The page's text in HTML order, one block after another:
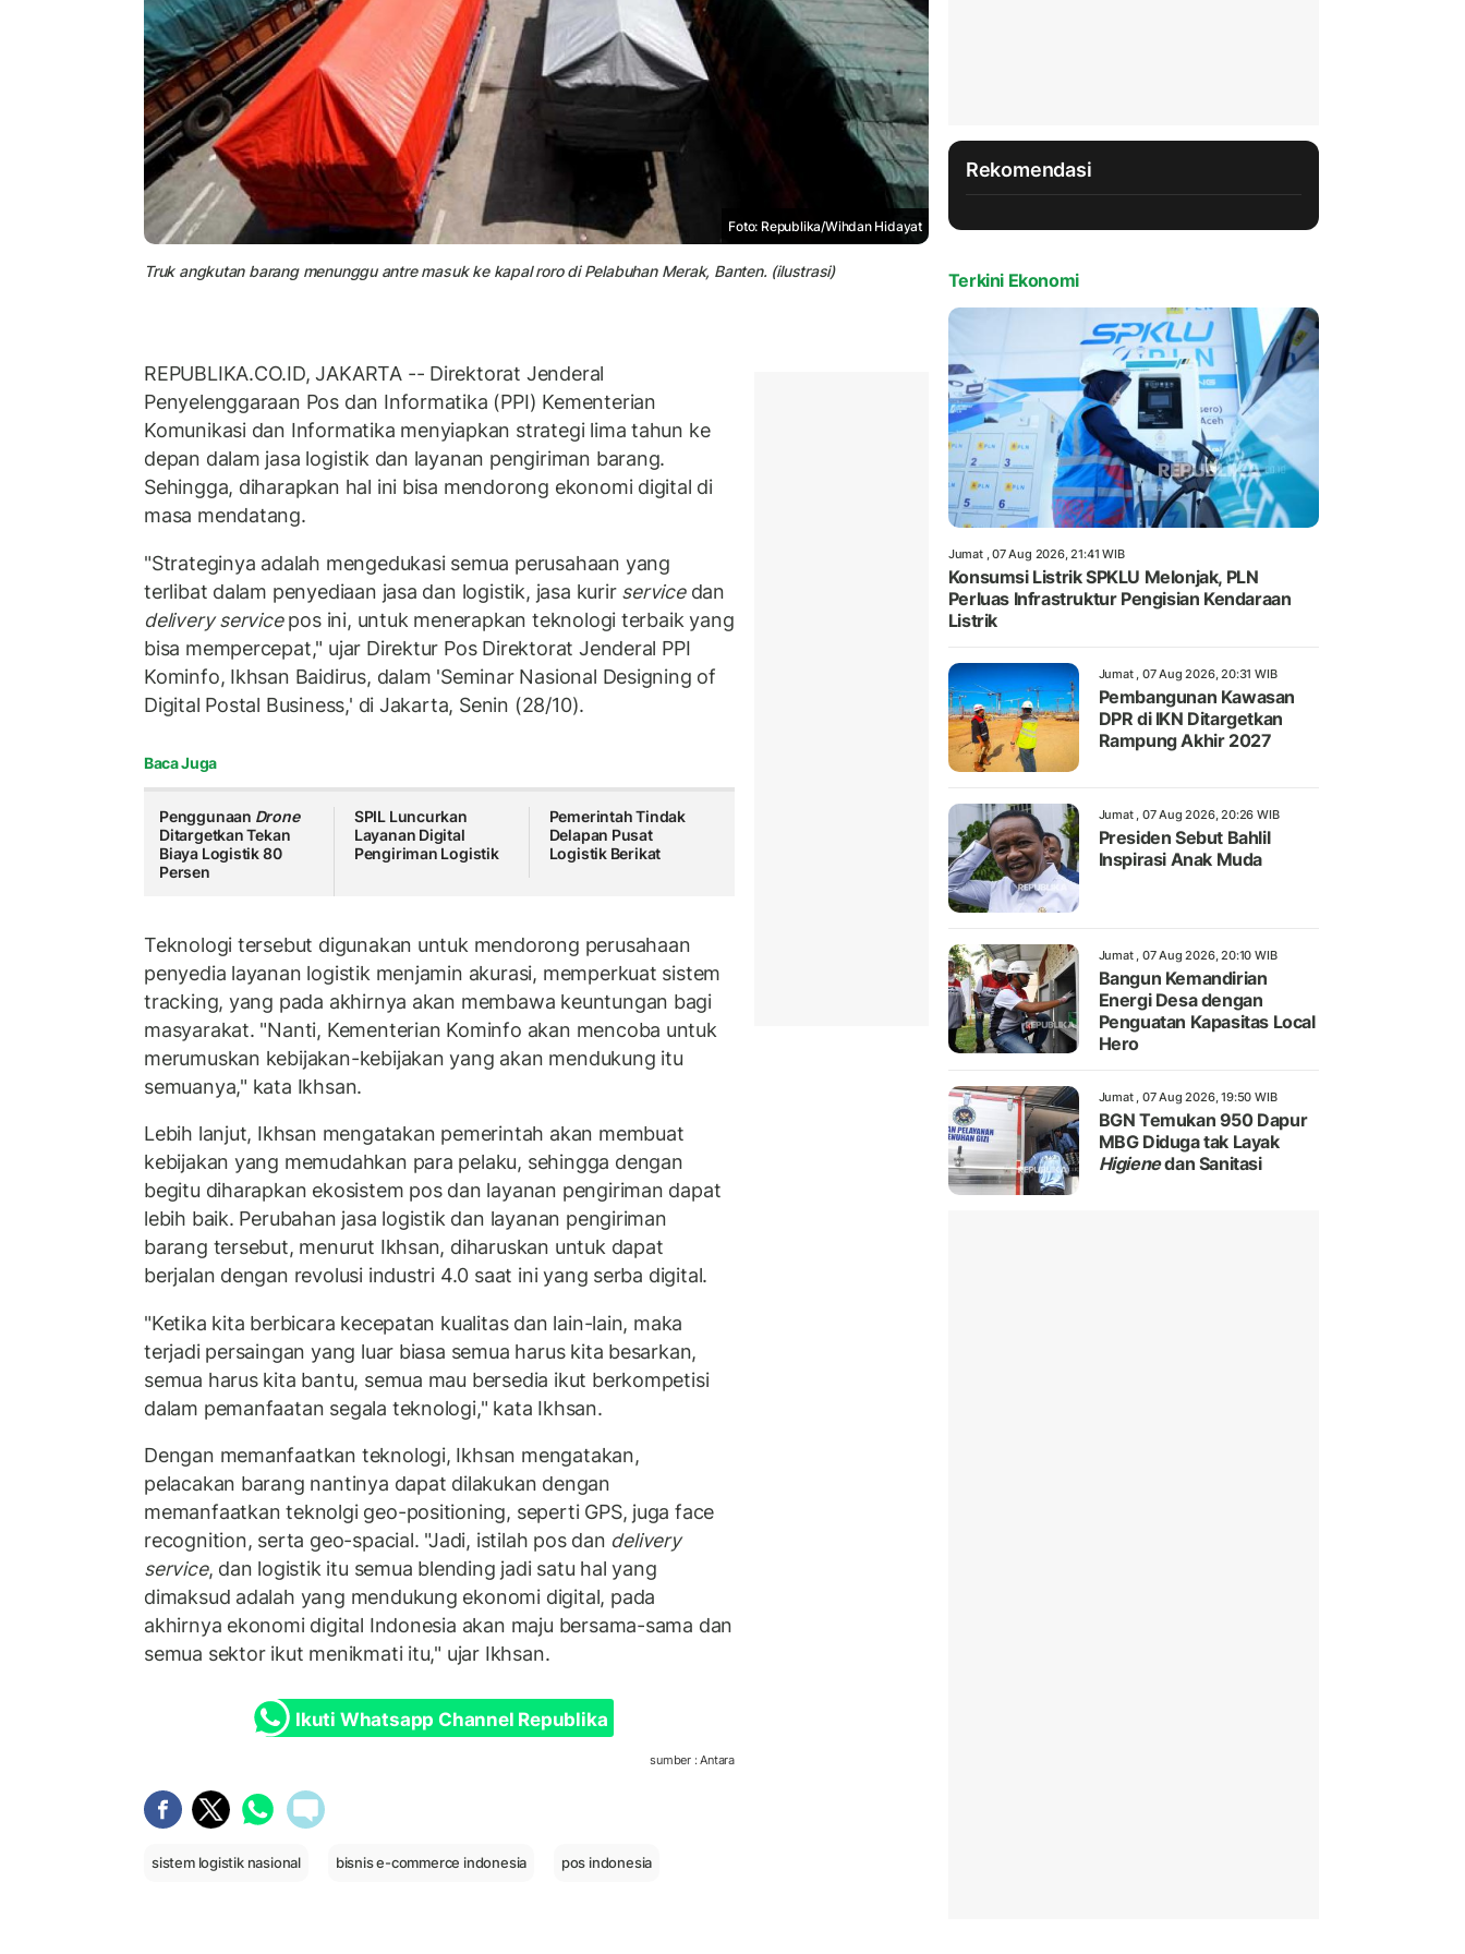
Foto: Republika/Wihdan Hidayat
Truk angkutan barang menunggu antre masuk ke kapal roro di Pelabuhan Merak, Banten. (ilustrasi)
REPUBLIKA.CO.ID, JAKARTA -- Direktorat Jenderal
Penyelenggaraan Pos dan Informatika (PPI) Kementerian
Komunikasi dan Informatika menyiapkan strategi lima tahun ke
depan dalam jasa logistik dan layanan pengiriman barang.
Sehingga, diharapkan hal ini bisa mendorong ekonomi digital di
masa mendatang.
"Strateginya adalah mengedukasi semua perusahaan yang
terlibat dalam penyediaan jasa dan logistik, jasa kurir servicedan
delivery servicepos ini, untuk menerapkan teknologi terbaik yang
bisa mempercepat," ujar Direktur Pos Direktorat Jenderal PPI
Kominfo, Ikhsan Baidirus, dalam 'Seminar Nasional Designing of
Digital Postal Business,' di Jakarta, Senin (28/10).
Baca Juga
Penggunaan Drone
Ditargetkan Tekan
Biaya Logistik 80
Persen
SPIL Luncurkan
Layanan Digital
Pengiriman Logistik
Pemerintah Tindak
Delapan Pusat
Logistik Berikat
Teknologi tersebut digunakan untuk mendorong perusahaan
penyedia layanan logistik menjamin akurasi, memperkuat sistem
tracking, yang pada akhirnya akan membawa keuntungan bagi
masyarakat. "Nanti, Kementerian Kominfo akan mencoba untuk
merumuskan kebijakan-kebijakan yang akan mendukung itu
semuanya," kata Ikhsan.
Lebih lanjut, Ikhsan mengatakan pemerintah akan membuat
kebijakan yang memudahkan para pelaku, sehingga dengan
begitu diharapkan ekosistem pos dan layanan pengiriman dapat
lebih baik. Perubahan jasa logistik dan layanan pengiriman
barang tersebut, menurut Ikhsan, diharuskan untuk dapat
berjalan dengan revolusi industri 4.0 saat ini yang serba digital.
"Ketika kita berbicara kecepatan kualitas dan lain-lain, maka
terjadi persaingan yang luar biasa semua harus kita besarkan,
semua harus kita bantu, semua mau bersedia ikut berkompetisi
dalam pemanfaatan segala teknologi," kata Ikhsan.
Dengan memanfaatkan teknologi, Ikhsan mengatakan,
pelacakan barang nantinya dapat dilakukan dengan
memanfaatkan teknolgi geo-positioning, seperti GPS, juga face
recognition, serta geo-spacial. "Jadi, istilah pos dan delivery
service, dan logistik itu semua blending jadi satu hal yang
dimaksud adalah yang mendukung ekonomi digital, pada
akhirnya ekonomi digital Indonesia akan maju bersama-sama dan
semua sektor ikut menikmati itu," ujar Ikhsan.
Ikuti Whatsapp Channel Republika
sumber : Antara
sistem logistik nasional bisnis e-commerce indonesia pos indonesia
Rekomendasi
Terkini Ekonomi
Jumat , 07 Aug 2026, 21:41 WIB
Konsumsi Listrik SPKLU Melonjak, PLN
Perluas Infrastruktur Pengisian Kendaraan
Listrik
Jumat , 07 Aug 2026, 20:31 WIB
Pembangunan Kawasan
DPR di IKN Ditargetkan
Rampung Akhir 2027
Jumat , 07 Aug 2026, 20:26 WIB
Presiden Sebut Bahlil
Inspirasi Anak Muda
Jumat , 07 Aug 2026, 20:10 WIB
Bangun Kemandirian
Energi Desa dengan
Penguatan Kapasitas Local
Hero
Jumat , 07 Aug 2026, 19:50 WIB
BGN Temukan 950 Dapur
MBG Diduga tak Layak
Higienedan Sanitasi